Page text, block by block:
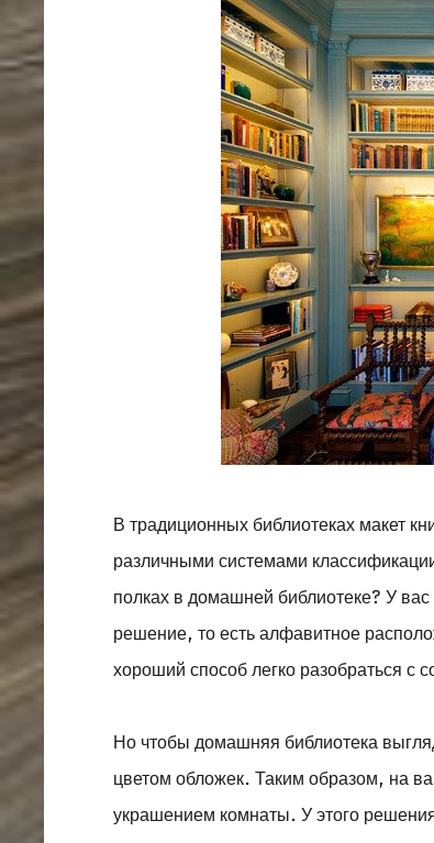
В традиционных библиотеках макет
различными системами
полках в домашней библиотеке? У
решение, то есть алфавитное
хороший способ легко разобраться
Но чтобы домашняя библиотека
цветом обложек. Таким образом, на
украшением комнаты. У этого